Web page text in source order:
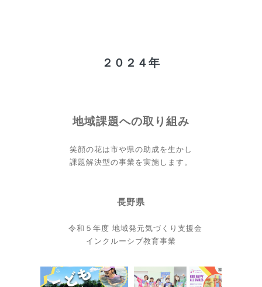
２０２４年
地域課題への取り組み
笑顔の花は市や県の助成を生かし
課題解決型の事業を実施します。
長野県
令和５年度 地域発元気づくり支援金
インクルーシブ教育事業